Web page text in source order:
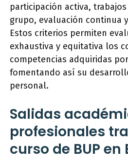
participación activa,
grupo, evaluación continua
Estos criterios permiten
exhaustiva y equitativa los
competencias adquiridas
fomentando así su
personal.
Salidas
profesionales
curso de BUP en